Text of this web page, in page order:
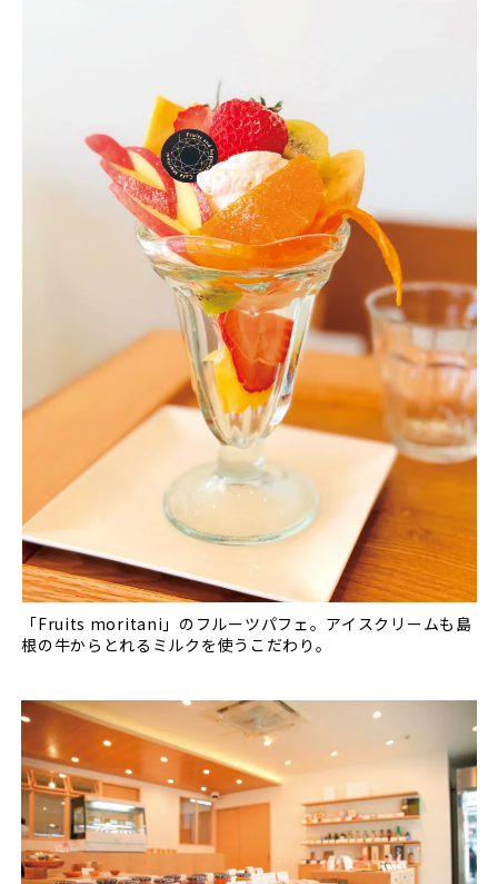
「Fruits moritani」のフルーツパフェ。アイスクリームも島
根の牛からとれるミルクを使うこだわり。